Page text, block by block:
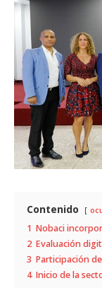
Contenido
1 Nobaci
2 Evaluación
3 Participación
4 Inicio de la